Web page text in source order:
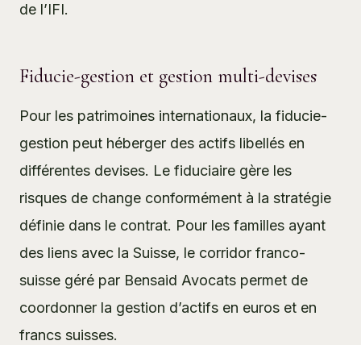
de l’IFI.
Fiducie-gestion et gestion multi-devises
Pour les patrimoines internationaux, la fiducie-
gestion peut héberger des actifs libellés en
différentes devises. Le fiduciaire gère les
risques de change conformément à la stratégie
définie dans le contrat. Pour les familles ayant
des liens avec la Suisse, le corridor franco-
suisse géré par Bensaid Avocats permet de
coordonner la gestion d’actifs en euros et en
francs suisses.